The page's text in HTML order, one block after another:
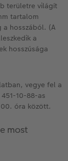
területre világít
tartalom
a hosszából. (A
a
hosszúsága
vegye fel a
10-88-as
óra között.
most